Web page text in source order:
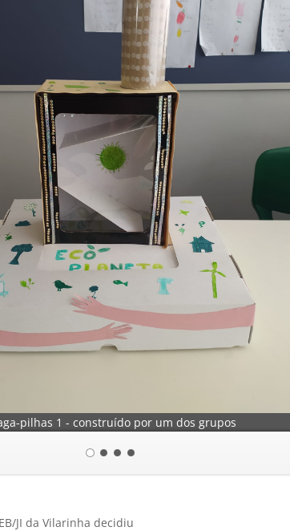
pilhas 1 - construído por um dos grupos
JI da Vilarinha decidiu